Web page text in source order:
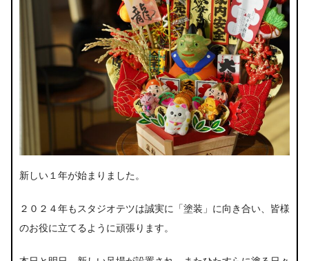
新しい１年が始まりました。
２０２４年もスタジオテツは誠実に「塗装」に向き合い、皆様
のお役に立てるように頑張ります。